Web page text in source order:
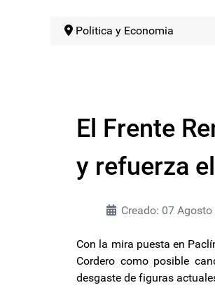
Politica y Economia
El Frente
y refuerza
Creado: 07
Con la mira puesta en
Cordero como posible
desgaste de figuras